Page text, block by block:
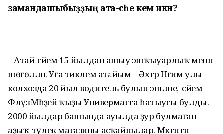
замандашыбыҙҙың ата-әсәһе кем икән?
– Атай-әсәйем 15 йылдан ашыу эшҡыуарлыҡ менән
шөғөлләнә. Уға тиклем атайым – Әхтәр Нәғим улы
колхозда 20 йыл водитель булып эшләне, ә әсәйем –
Флүзә Мәһәҙей ҡыҙы Универмагта һатыусы булды.
2000 йылдар башында ауылда ҙур булмаған
аҙыҡ-түлек магазины асҡайнылар. Мәктәптән